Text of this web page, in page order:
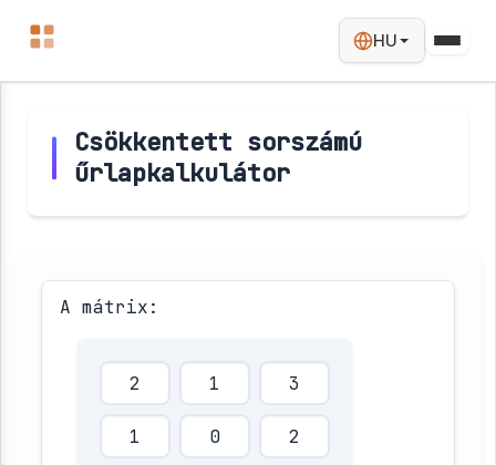
HU
Csökkentett sorszámú
űrlapkalkulátor
A mátrix: